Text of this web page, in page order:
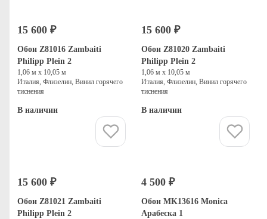
15 600 ₽
Обои Z81016 Zambaiti
Philipp Plein 2
1,06 м х 10,05 м
Италия, Флизелин, Винил горячего
тиснения
В наличии
15 600 ₽
Обои Z81020 Zambaiti
Philipp Plein 2
1,06 м х 10,05 м
Италия, Флизелин, Винил горячего
тиснения
В наличии
15 600 ₽
Обои Z81021 Zambaiti
Philipp Plein 2
4 500 ₽
Обои MK13616 Monica
Арабеска 1